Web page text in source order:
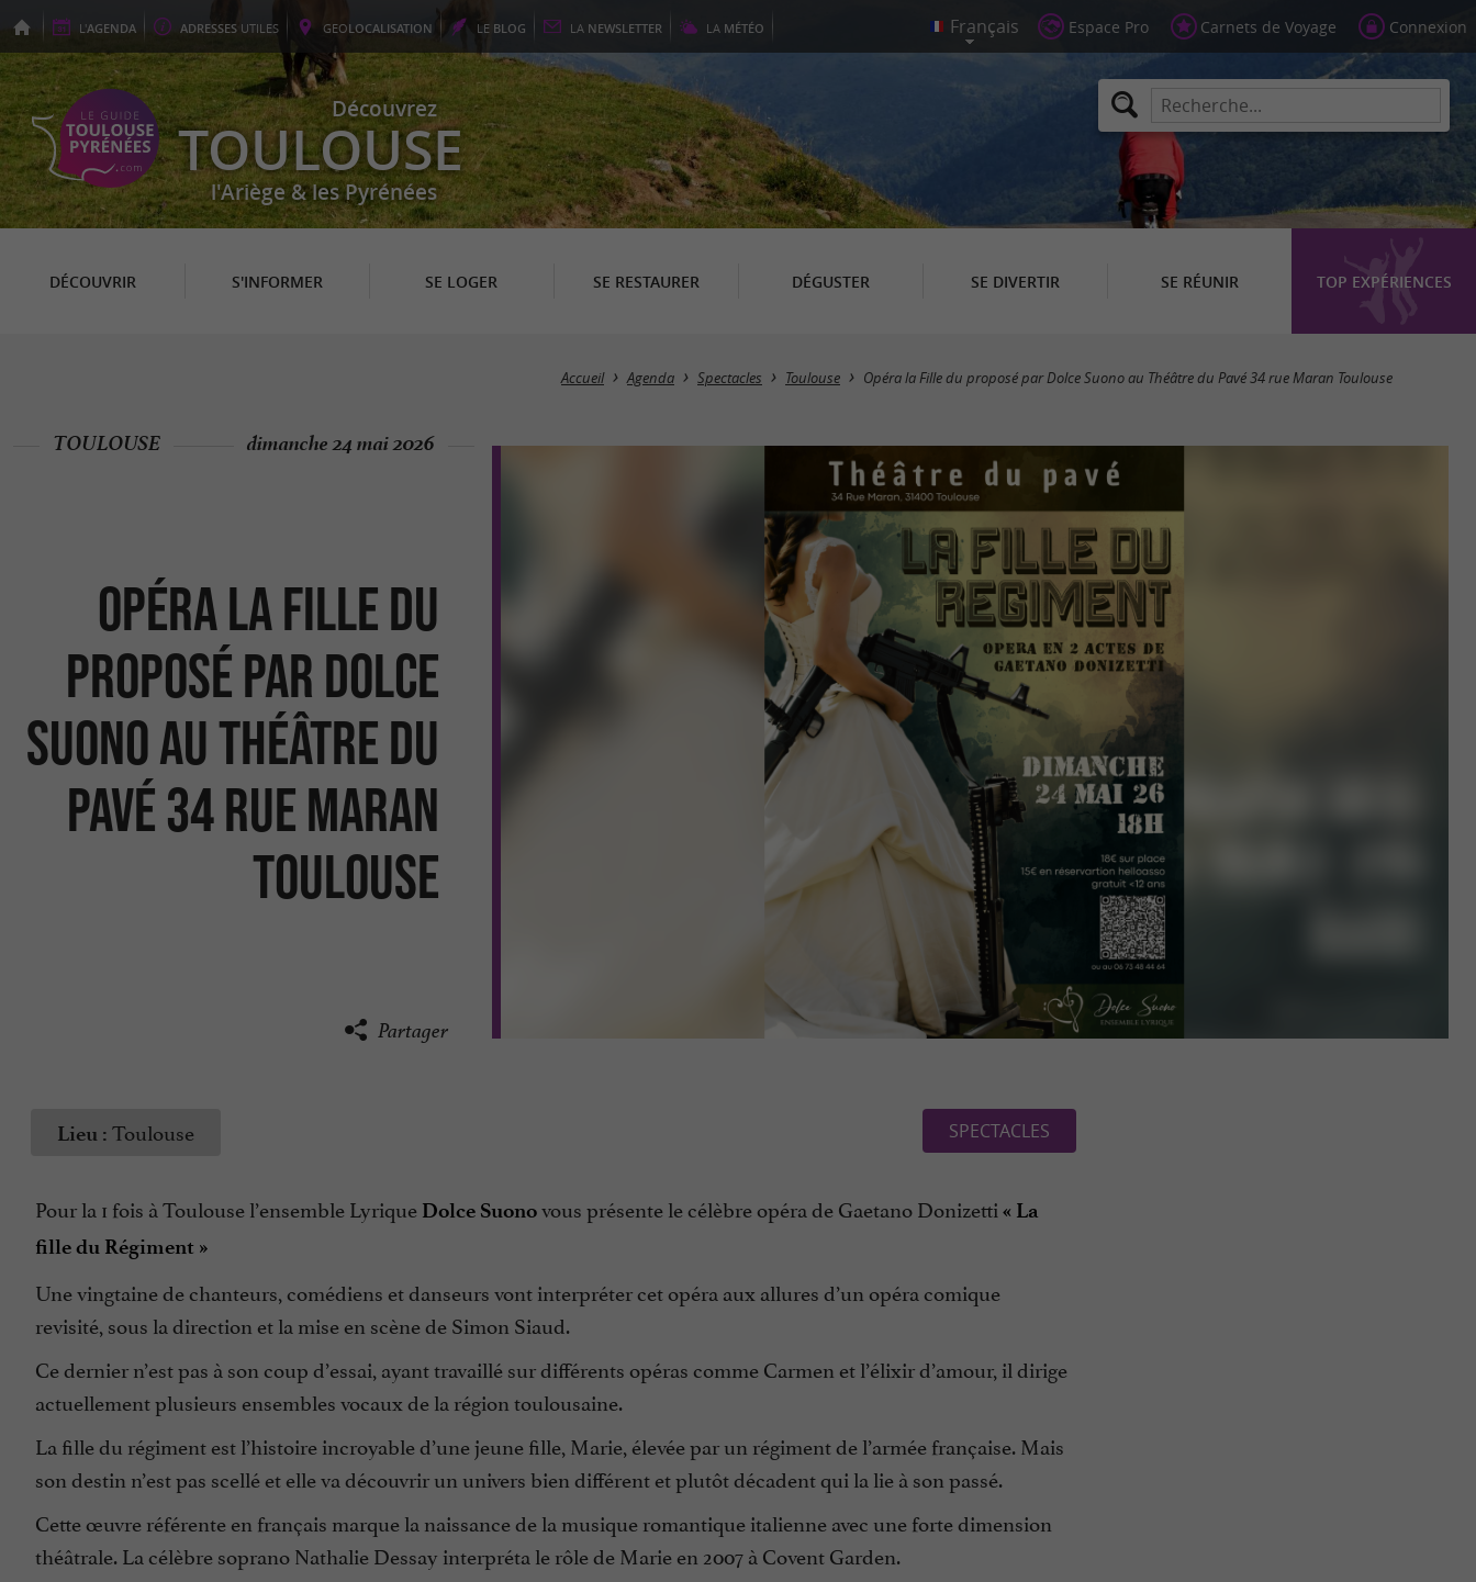
L'AGENDA ADRESSES UTILES GEOLOCALISATION LE BLOG LA NEWSLETTER LA MÉTÉO Espace Pro Carnets de Voyage Connexion
Découvrez
TOULOUSE
l'Ariège & les Pyrénées
DÉCOUVRIR S'INFORMER SE LOGER SE RESTAURER DÉGUSTER SE DIVERTIR SE RÉUNIR TOP EXPÉRIENCES
Accueil Agenda Spectacles Toulouse Opéra la Fille du proposé par Dolce Suono au Théâtre du Pavé 34 rue Maran Toulouse
Opéra la Fille du
proposé par Dolce
Suono au Théâtre du
Pavé 34 rue Maran
Toulouse
TOULOUSE dimanche 24 mai 2026
Partager
Lieu : Toulouse SPECTACLES
Pour la 1 fois à Toulouse l’ensemble Lyrique Dolce Suonovous présente le célèbre opéra de Gaetano Donizetti « La
fille du Régiment »
Une vingtaine de chanteurs, comédiens et danseurs vont interpréter cet opéra aux allures d’un opéra comique
revisité, sous la direction et la mise en scène de Simon Siaud.
Ce dernier n’est pas à son coup d’essai, ayant travaillé sur différents opéras comme Carmen et l’élixir d’amour, il dirige
actuellement plusieurs ensembles vocaux de la région toulousaine.
La fille du régiment est l’histoire incroyable d’une jeune fille, Marie, élevée par un régiment de l’armée française. Mais
son destin n’est pas scellé et elle va découvrir un univers bien différent et plutôt décadent qui la lie à son passé.
Cette œuvre référente en français marque la naissance de la musique romantique italienne avec une forte dimension
théâtrale. La célèbre soprano Nathalie Dessay interpréta le rôle de Marie en 2007 à Covent Garden.